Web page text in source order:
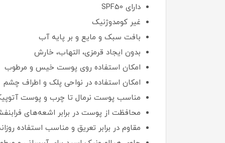
دارای SPF50
غیر کومدوژنیک
بافت سبک و مایع و بر پایه آب
بدون ایجاد قرمزی، التهاب، خارش
امکان استفاده روی پوست خیس و مرطوب
امکان استفاده در نواحی پلک و اطراف چشم
مناسب پوست نرمال تا چرب و پوست
محافظت از پوست در برابر اشعه‌های
مقاوم در برابر تعریق و مناسب استفاده